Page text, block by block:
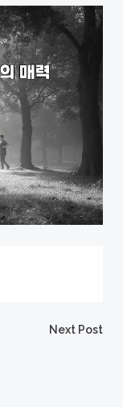
Next Post